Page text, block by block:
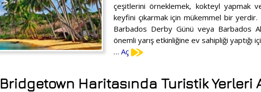
çeşitlerini örneklemek, kokteyl yapmak
keyfini çıkarmak için mükemmel bir yerdir.
Barbados Derby Günü veya Barbados
önemli yarış etkinliğine ev sahipliği yaptığı
… Aç
Bridgetown Haritasında Turistik Yerleri